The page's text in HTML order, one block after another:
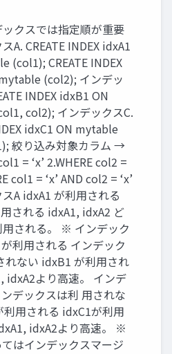
クスでは指定順が重要
A. CREATE INDEX idxA1
(col1); CREATE INDEX
(col2); インデッ
INDEX idxB1 ON
col2); インデックスC.
idxC1 ON mytable
絞り込み対象カラム →
= ‘x’ 2.WHERE col2 =
col1 = ‘x’ AND col2 = ‘x’
A idxA1 が利用される
される idxA1, idxA2 ど
用される。 ※ インデック
利用される インデック
れない idxB1 が利用され
idxA2より高速。 インデ
デックスは利 用されな
利用される idxC1が利用
idxA2より高速。 ※
はインデックスマージ